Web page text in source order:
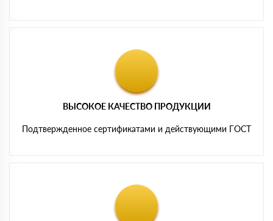
ВЫСОКОЕ КАЧЕСТВО ПРОДУКЦИИ
Подтвержденное сертификатами и действующими ГОСТ